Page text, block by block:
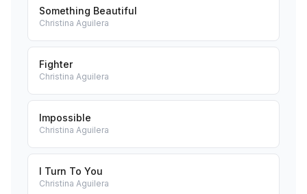
Something Beautiful
Christina Aguilera
Fighter
Christina Aguilera
Impossible
Christina Aguilera
I Turn To You
Christina Aguilera